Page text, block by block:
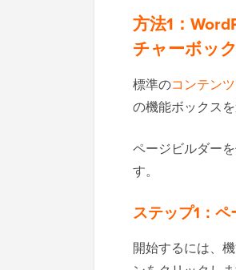
方法1：
チャーボッ
標準のコンテン
の機能ボックスを
ページビルダー
す。
ステップ1：
開始するには、